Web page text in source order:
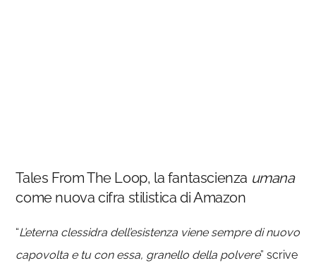
Tales From The Loop, la fantascienza umana
come nuova cifra stilistica di Amazon
“L’eterna clessidra dell’esistenza viene sempre di nuovo
capovolta e tu con essa, granello della polvere” scrive